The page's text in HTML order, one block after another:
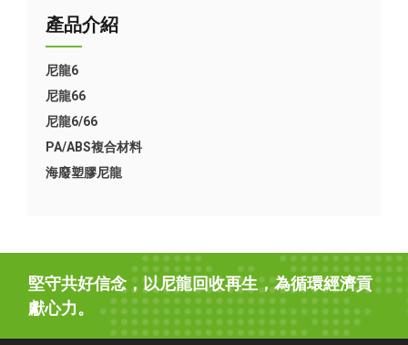
產品介紹
尼龍6
尼龍66
尼龍6/66
PA/ABS複合材料
海廢塑膠尼龍
堅守共好信念，以尼龍回收再生，為循環經濟貢
獻心力。